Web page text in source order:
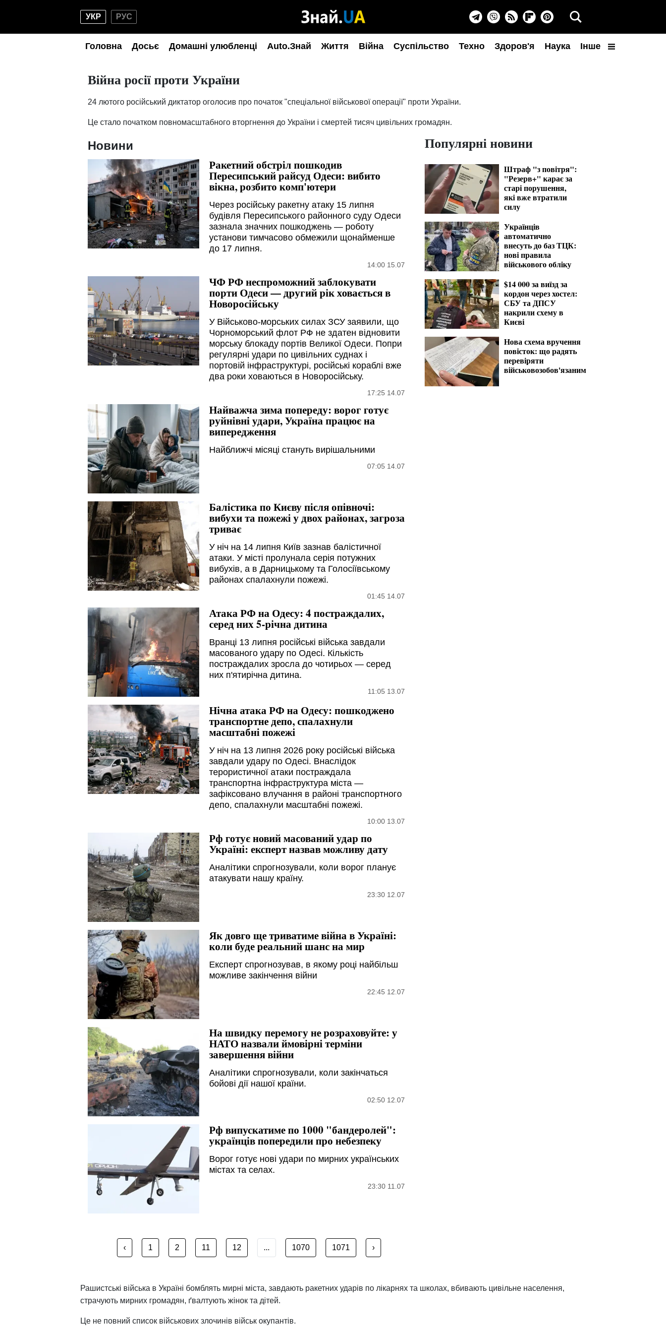
УКР РУС
Головна Досьє Домашні улюбленці Auto.Знай Життя Війна Суспільство Техно Здоров'я Наука Інше
Війна росії проти України
24 лютого російський диктатор оголосив про початок "спеціальної військової операції" проти України.
Це стало початком повномасштабного вторгнення до України і смертей тисяч цивільних громадян.
Новини
Ракетний обстріл пошкодив
Пересипський райсуд Одеси: вибито
вікна, розбито комп'ютери
Через російську ракетну атаку 15 липня
будівля Пересипського районного суду Одеси
зазнала значних пошкоджень — роботу
установи тимчасово обмежили щонайменше
до 17 липня.
14:00 15.07
ЧФ РФ неспроможний заблокувати
порти Одеси — другий рік ховається в
Новоросійську
У Військово-морських силах ЗСУ заявили, що
Чорноморський флот РФ не здатен відновити
морську блокаду портів Великої Одеси. Попри
регулярні удари по цивільних суднах і
портовій інфраструктурі, російські кораблі вже
два роки ховаються в Новоросійську.
17:25 14.07
Найважча зима попереду: ворог готує
руйнівні удари, Україна працює на
випередження
Найближчі місяці стануть вирішальними
07:05 14.07
Балістика по Києву після опівночі:
вибухи та пожежі у двох районах, загроза
триває
У ніч на 14 липня Київ зазнав балістичної
атаки. У місті пролунала серія потужних
вибухів, а в Дарницькому та Голосіївському
районах спалахнули пожежі.
01:45 14.07
Атака РФ на Одесу: 4 постраждалих,
серед них 5-річна дитина
Вранці 13 липня російські війська завдали
масованого удару по Одесі. Кількість
постраждалих зросла до чотирьох — серед
них п'ятирічна дитина.
11:05 13.07
Нічна атака РФ на Одесу: пошкоджено
транспортне депо, спалахнули
масштабні пожежі
У ніч на 13 липня 2026 року російські війська
завдали удару по Одесі. Внаслідок
терористичної атаки постраждала
транспортна інфраструктура міста —
зафіксовано влучання в районі транспортного
депо, спалахнули масштабні пожежі.
10:00 13.07
Рф готує новий масований удар по
Україні: експерт назвав можливу дату
Аналітики спрогнозували, коли ворог планує
атакувати нашу країну.
23:30 12.07
Як довго ще триватиме війна в Україні:
коли буде реальний шанс на мир
Експерт спрогнозував, в якому році найбільш
можливе закінчення війни
22:45 12.07
На швидку перемогу не розраховуйте: у
НАТО назвали ймовірні терміни
завершення війни
Аналітики спрогнозували, коли закінчаться
бойові дії нашої країни.
02:50 12.07
Рф випускатиме по 1000 "бандеролей":
українців попередили про небезпеку
Ворог готує нові удари по мирних українських
містах та селах.
23:30 11.07
‹ 1 2 11 12 ... 1070 1071 ›
Популярні новини
Штраф "з повітря":
"Резерв+" карає за
старі порушення,
які вже втратили
силу
Українців
автоматично
внесуть до баз ТЦК:
нові правила
військового обліку
$14 000 за виїзд за
кордон через хостел:
СБУ та ДПСУ
накрили схему в
Києві
Нова схема вручення
повісток: що радять
перевіряти
військовозобов'язаним
Рашистські війська в Україні бомблять мирні міста, завдають ракетних ударів по лікарнях та школах, вбивають цивільне населення,
страчують мирних громадян, ґвалтують жінок та дітей.
Це не повний список військових злочинів військ окупантів.